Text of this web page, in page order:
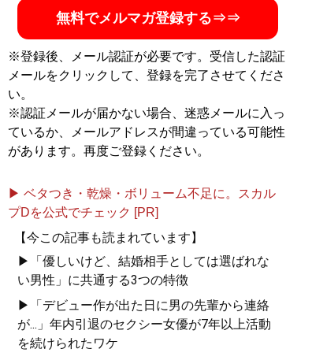
無料でメルマガ登録する⇒⇒
※登録後、メール認証が必要です。受信した認証
メールをクリックして、登録を完了させてくださ
い。
※認証メールが届かない場合、迷惑メールに入っ
ているか、メールアドレスが間違っている可能性
があります。再度ご登録ください。
▶ ベタつき・乾燥・ボリューム不足に。スカル
プDを公式でチェック [PR]
【今この記事も読まれています】
▶「優しいけど、結婚相手としては選ばれな
い男性」に共通する3つの特徴
▶「デビュー作が出た日に男の先輩から連絡
が...」年内引退のセクシー女優が7年以上活動
を続けられたワケ